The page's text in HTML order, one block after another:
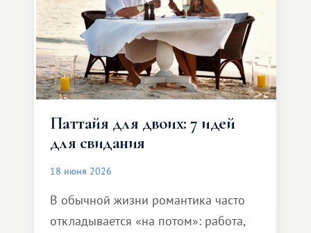
Паттайя для двоих: 7 идей
для свидания
18 июня 2026
В обычной жизни романтика часто
откладывается «на потом»: работа,